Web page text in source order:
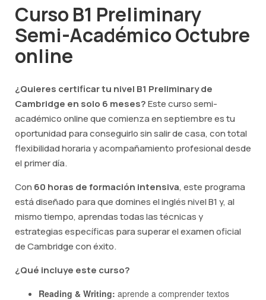
Curso B1 Preliminary
Semi-Académico Octubre
online
¿Quieres certificar tu nivel B1 Preliminary de
Cambridge en solo 6 meses?Este curso semi-
académico online que comienza en septiembre es tu
oportunidad para conseguirlo sin salir de casa, con total
flexibilidad horaria y acompañamiento profesional desde
el primer día.
Con 60 horas de formación intensiva, este programa
está diseñado para que domines el inglés nivel B1 y, al
mismo tiempo, aprendas todas las técnicas y
estrategias específicas para superar el examen oficial
de Cambridge con éxito.
¿Qué incluye este curso?
Reading & Writing: aprende a comprender textos